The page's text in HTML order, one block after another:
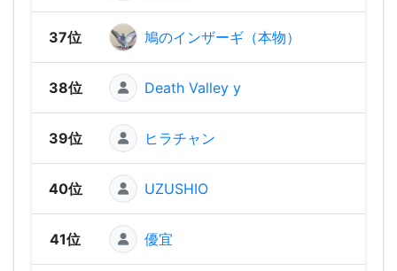
37位 鳩のインザーギ（本物）
38位 Death Valley y
39位 ヒラチャン
40位 UZUSHIO
41位 優宜